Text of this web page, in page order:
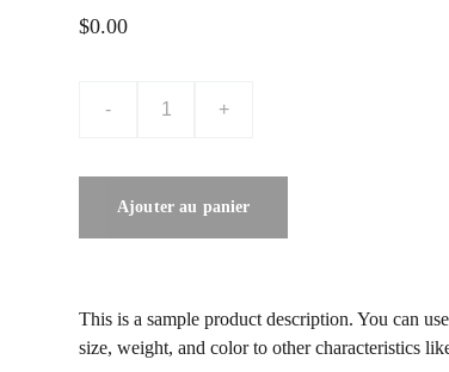
$0.00
- +
Ajouter au panier
This is a sample product description. You can
size, weight, and color to other characteristics